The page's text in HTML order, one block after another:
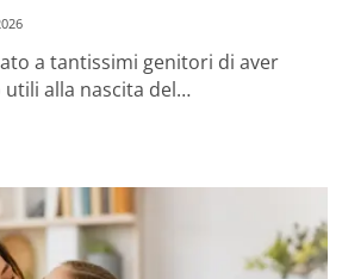
a tantissimi genitori di aver
alla nascita del…